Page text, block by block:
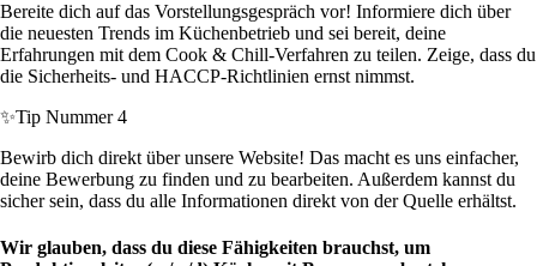
Bereite dich auf das Vorstellungsgespräch vor! Informiere dich über
die neuesten Trends im Küchenbetrieb und sei bereit, deine
Erfahrungen mit dem Cook & Chill-Verfahren zu teilen. Zeige, dass du
die Sicherheits- und HACCP-Richtlinien ernst nimmst.
✨Tip Nummer 4
Bewirb dich direkt über unsere Website! Das macht es uns einfacher,
deine Bewerbung zu finden und zu bearbeiten. Außerdem kannst du
sicher sein, dass du alle Informationen direkt von der Quelle erhältst.
Wir glauben, dass du diese Fähigkeiten brauchst, um